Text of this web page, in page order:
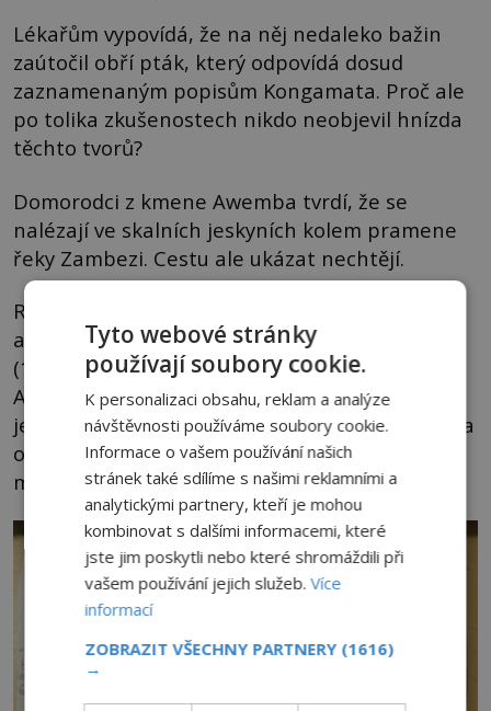
Lékařům vypovídá, že na něj nedaleko bažin
zaútočil obří pták, který odpovídá dosud
zaznamenaným popisům Kongamata. Proč ale
po tolika zkušenostech nikdo neobjevil hnízda
těchto tvorů?
Domorodci z kmene Awemba tvrdí, že se
nalézají ve skalních jeskyních kolem pramene
řeky Zambezi. Cestu ale ukázat nechtějí.
Rozluštit záhadu se nedaří ani expedici
amerického kryptozoologaRoye Mackala
(1925–2013), která proběhne v roce 1988.
Ačkoliv je výprava považována za neúspěšnou,
jeden člen Mackalova týmu údajně spatřil tvora
odpovídajícího popisu, jak letí pár desítek
metrů od něj.
Tyto webové stránky
používají soubory cookie.
K personalizaci obsahu, reklam a analýze
návštěvnosti používáme soubory cookie.
Informace o vašem používání našich
stránek také sdílíme s našimi reklamními a
analytickými partnery, kteří je mohou
kombinovat s dalšími informacemi, které
jste jim poskytli nebo které shromáždili při
vašem používání jejich služeb.Více
informací
ZOBRAZIT VŠECHNY PARTNERY (1616)
→